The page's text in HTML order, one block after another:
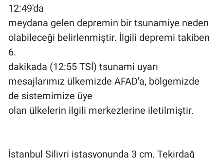
12:49'da
meydana gelen depremin bir tsunamiye neden
olabileceği belirlenmiştir. İlgili depremi takiben
6.
dakikada (12:55 TSİ) tsunami uyarı
mesajlarımız ülkemizde AFAD'a, bölgemizde
de sistemimize üye
olan ülkelerin ilgili merkezlerine iletilmiştir.
İstanbul Silivri istasyonunda 3 cm, Tekirdağ